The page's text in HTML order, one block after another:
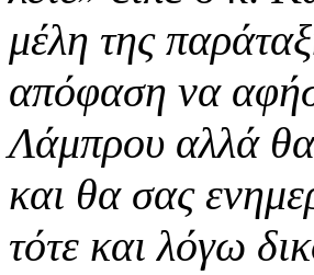
μέλη της
απόφαση να
Λάμπρου αλλά
και θα σας
τότε και λόγω